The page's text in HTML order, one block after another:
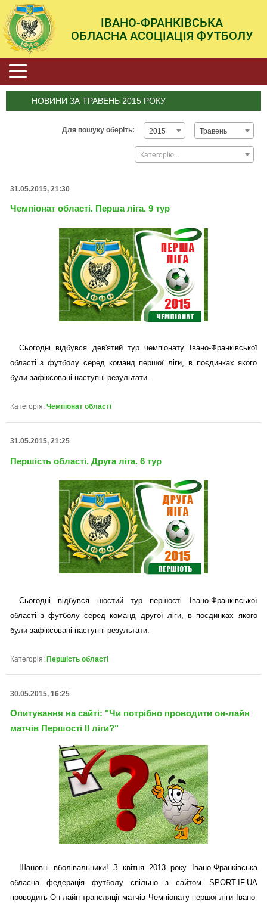
ІВАНО-ФРАНКІВСЬКА
ОБЛАСНА АСОЦІАЦІЯ ФУТБОЛУ
НОВИНИ ЗА ТРАВЕНЬ 2015 РОКУ
Для пошуку оберіть: 2015 Травень
Категорію...
31.05.2015, 21:30
Чемпіонат області. Перша ліга. 9 тур
Сьогодні відбувся дев'ятий тур чемпіонату Івано-Франківської
області з футболу серед команд першої ліги, в поєдинках якого
були зафіксовані наступні результати.
Категорія: Чемпіонат області
31.05.2015, 21:25
Першість області. Друга ліга. 6 тур
Сьогодні відбувся шостий тур першості Івано-Франківської
області з футболу серед команд другої ліги, в поєдинках якого
були зафіксовані наступні результати.
Категорія: Першість області
30.05.2015, 16:25
Опитування на сайті: "Чи потрібно проводити он-лайн
матчів Першості II ліги?"
Шановні вболівальники! З квітня 2013 року Івано-Франківська
обласна федерація футболу спільно з сайтом SPORT.IF.UA
проводить Он-лайн трансляції матчів Чемпіонату першої ліги Івано-